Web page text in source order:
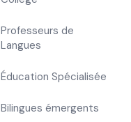
Professeurs de
Langues
Éducation Spécialisée
Bilingues émergents